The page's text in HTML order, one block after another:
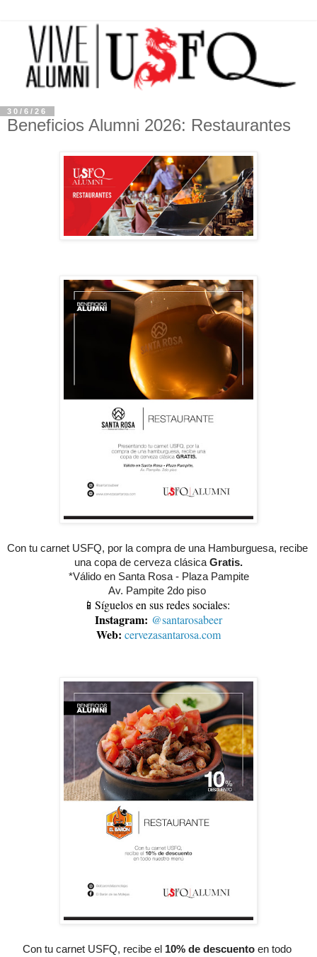
30/6/26
Beneficios Alumni 2026: Restaurantes
Con tu carnet USFQ, por la compra de una Hamburguesa, recibe
una copa de cerveza clásica Gratis.
*Válido en Santa Rosa - Plaza Pampite
Av. Pampite 2do piso
📱Síguelos en sus redes sociales:
Instagram: @santarosabeer
Web: cervezasantarosa.com
Con tu carnet USFQ, recibe el 10% de descuento en todo